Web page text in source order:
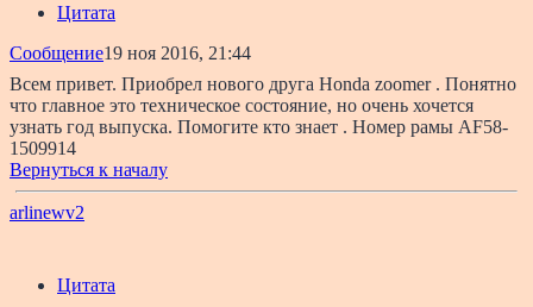
Цитата
Сообщение19 ноя 2016, 21:44
Всем привет. Приобрел нового друга Honda zoomer . Понятно
что главное это техническое состояние, но очень хочется
узнать год выпуска. Помогите кто знает . Номер рамы AF58-
1509914
Вернуться к началу
arlinewv2
Цитата